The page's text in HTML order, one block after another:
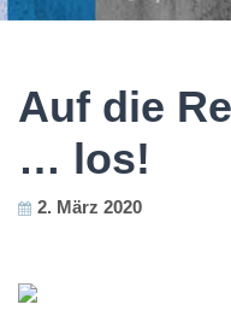
Auf die
… los!
2. März 2020